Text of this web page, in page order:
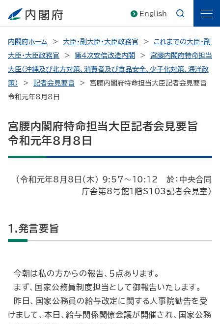
English
内閣府ホーム 大臣・副大臣・大臣政務官
これまでの大臣・副
大臣・大臣政務官
第4次安倍改造内閣
宮腰内閣府特命担当
大臣（沖縄及び北方対策、消費者及び食品安全、少子化対策、海洋政
策）
記者会見要旨
宮腰内閣府特命担当大臣記者会見要旨
令和元年8月8日
宮腰内閣府特命担当大臣記者会見要旨
令和元年8月8日
（令和元年8月8日（木） 9:57～10:12 於：中央合同
庁舎第8号館1階S103記者会見室）
1.発言要旨
今朝は私の方からの報告、５点あります。
まず、国家公務員制度担当として御報告いたします。
昨日、国家公務員の給与改定に関する人事院勧告を受
けまして、本日、給与関係閣僚会議が開催され、国家公務